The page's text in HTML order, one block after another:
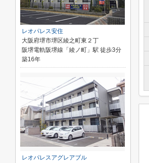
レオパレス安住
大阪府堺市堺区綾之町東２丁
阪堺電軌阪堺線「綾ノ町」駅 徒歩3分
築16年
レオパレスアグレアブル